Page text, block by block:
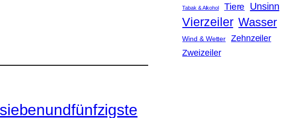
Tabak & Alkohol Tiere Unsinn
Vierzeiler Wasser
Wind & Wetter Zehnzeiler
Zweizeiler